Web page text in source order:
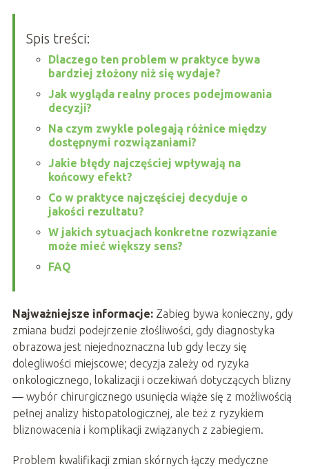
Spis treści:
Dlaczego ten problem w praktyce bywa
bardziej złożony niż się wydaje?
Jak wygląda realny proces podejmowania
decyzji?
Na czym zwykle polegają różnice między
dostępnymi rozwiązaniami?
Jakie błędy najczęściej wpływają na
końcowy efekt?
Co w praktyce najczęściej decyduje o
jakości rezultatu?
W jakich sytuacjach konkretne rozwiązanie
może mieć większy sens?
FAQ
Najważniejsze informacje:Zabieg bywa konieczny, gdy
zmiana budzi podejrzenie złośliwości, gdy diagnostyka
obrazowa jest niejednoznaczna lub gdy leczy się
dolegliwości miejscowe; decyzja zależy od ryzyka
onkologicznego, lokalizacji i oczekiwań dotyczących blizny
— wybór chirurgicznego usunięcia wiąże się z możliwością
pełnej analizy histopatologicznej, ale też z ryzykiem
bliznowacenia i komplikacji związanych z zabiegiem.
Problem kwalifikacji zmian skórnych łączy medyczne